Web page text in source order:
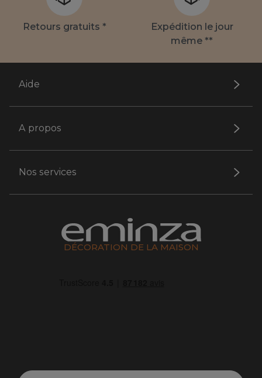
Retours gratuits *
Expédition le jour
même **
Aide
A propos
Nos services
DÉCORATION DE LA MAISON